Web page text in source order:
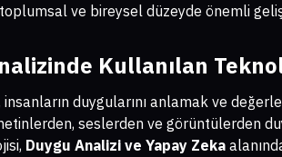
toplumsal ve bireysel düzeyde önemli
Kullanılan
insanların duygularını anlamak ve
seslerden ve görüntülerden
Duygu Analizi ve Yapay Zeka